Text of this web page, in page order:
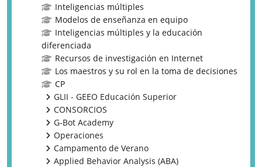
Inteligencias múltiples
Modelos de enseñanza en equipo
Inteligencias múltiples y la educación
diferenciada
Recursos de investigación en Internet
Los maestros y su rol en la toma de decisiones
CP
GLII - GEEO Educación Superior
CONSORCIOS
G-Bot Academy
Operaciones
Campamento de Verano
Applied Behavior Analysis (ABA)